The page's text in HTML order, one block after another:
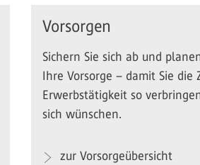
Vorsorgen
Sichern Sie sich ab und
Ihre Vorsorge – damit Sie die
Erwerbstätigkeit so
sich wünschen.
zur Vorsorgeübersicht